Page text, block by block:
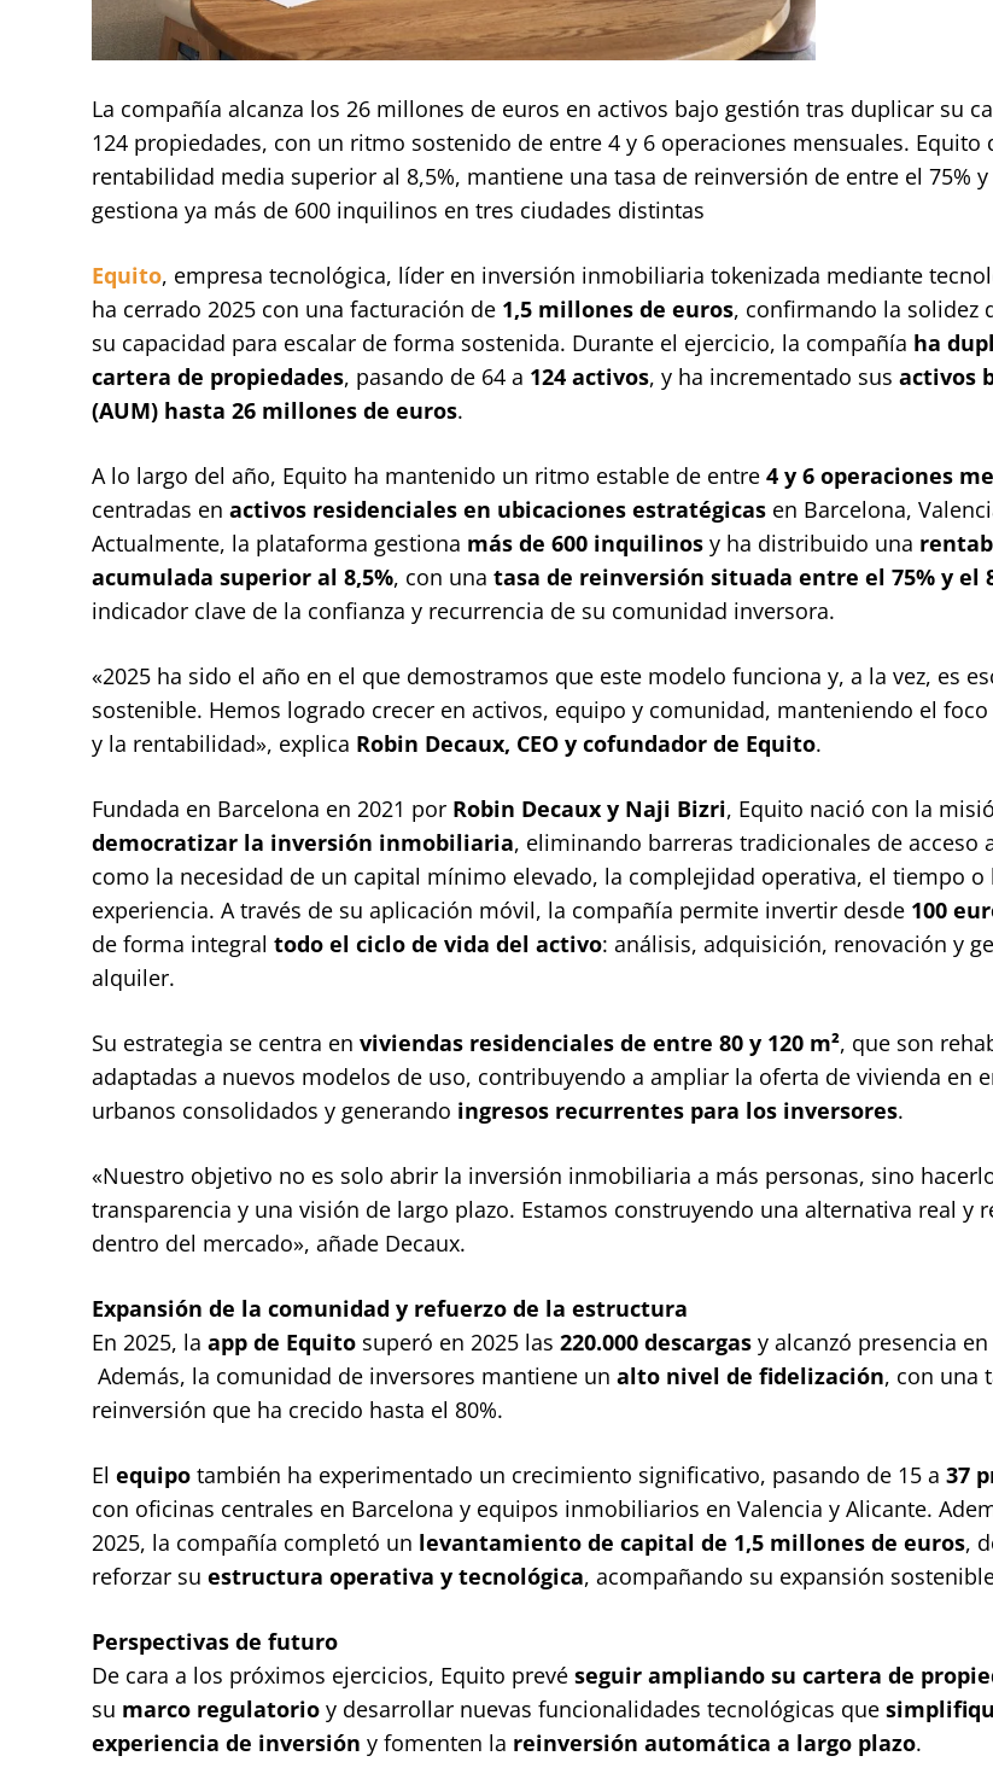
La compañía alcanza los 26 millones de euros en activos bajo gestión tras duplicar su
124 propiedades, con un ritmo sostenido de entre 4 y 6 operaciones mensuales. Equito
rentabilidad media superior al 8,5%, mantiene una tasa de reinversión de entre el 75% y
gestiona ya más de 600 inquilinos en tres ciudades distintas
Equito, empresa tecnológica, líder en inversión inmobiliaria tokenizada mediante
ha cerrado 2025 con una facturación de 1,5 millones de euros, confirmando la solidez
su capacidad para escalar de forma sostenida. Durante el ejercicio, la compañía ha
cartera de propiedades, pasando de 64 a 124 activos, y ha incrementado sus activos
(AUM) hasta 26 millones de euros.
A lo largo del año, Equito ha mantenido un ritmo estable de entre 4 y 6 operaciones
centradas en activos residenciales en ubicaciones estratégicas en Barcelona,
Actualmente, la plataforma gestiona más de 600 inquilinos y ha distribuido una
acumulada superior al 8,5%, con una tasa de reinversión situada entre el 75% y el
indicador clave de la confianza y recurrencia de su comunidad inversora.
«2025 ha sido el año en el que demostramos que este modelo funciona y, a la vez, es
sostenible. Hemos logrado crecer en activos, equipo y comunidad, manteniendo el
y la rentabilidad», explica Robin Decaux, CEO y cofundador de Equito.
Fundada en Barcelona en 2021 por Robin Decaux y Naji Bizri, Equito nació con la
democratizar la inversión inmobiliaria, eliminando barreras tradicionales de acceso
como la necesidad de un capital mínimo elevado, la complejidad operativa, el tiempo o
experiencia. A través de su aplicación móvil, la compañía permite invertir desde 100
de forma integral todo el ciclo de vida del activo: análisis, adquisición, renovación y
alquiler.
Su estrategia se centra en viviendas residenciales de entre 80 y 120 m², que son
adaptadas a nuevos modelos de uso, contribuyendo a ampliar la oferta de vivienda en
urbanos consolidados y generando ingresos recurrentes para los inversores.
«Nuestro objetivo no es solo abrir la inversión inmobiliaria a más personas, sino
transparencia y una visión de largo plazo. Estamos construyendo una alternativa real y
dentro del mercado», añade Decaux.
Expansión de la comunidad y refuerzo de la estructura
En 2025, la app de Equito superó en 2025 las 220.000 descargas y alcanzó presencia
Además, la comunidad de inversores mantiene un alto nivel de fidelización, con una
reinversión que ha crecido hasta el 80%.
El equipo también ha experimentado un crecimiento significativo, pasando de 15 a 37
con oficinas centrales en Barcelona y equipos inmobiliarios en Valencia y Alicante.
2025, la compañía completó un levantamiento de capital de 1,5 millones de euros,
reforzar su estructura operativa y tecnológica, acompañando su expansión
Perspectivas de futuro
De cara a los próximos ejercicios, Equito prevé seguir ampliando su cartera de
su marco regulatorio y desarrollar nuevas funcionalidades tecnológicas que
experiencia de inversión y fomenten la reinversión automática a largo plazo.